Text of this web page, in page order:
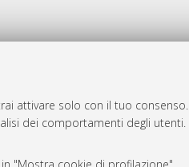
attivare solo con il tuo consenso.
dei comportamenti degli utenti.